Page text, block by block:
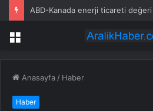
Menü
Anasayfa / Haber
Haber